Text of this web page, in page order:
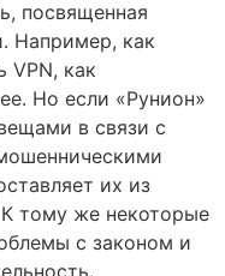
посвященная
Например, как
VPN, как
Но если «Рунион»
в связи с
их из
тому же некоторые
с законом и